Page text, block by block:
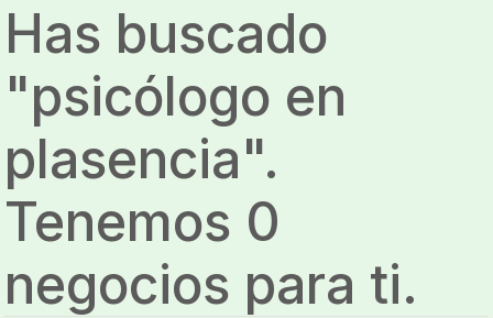
Has buscado
"psicólogo en
plasencia".
Tenemos 0
negocios para ti.